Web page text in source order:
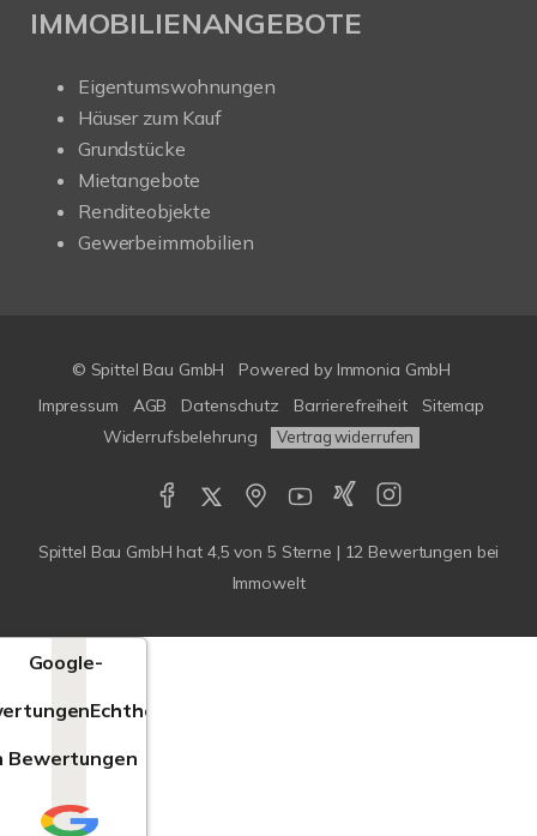
IMMOBILIENANGEBOTE
Eigentumswohnungen
Häuser zum Kauf
Grundstücke
Mietangebote
Renditeobjekte
Gewerbeimmobilien
© Spittel Bau GmbH Powered by Immonia GmbH
Impressum
AGB Datenschutz Barrierefreiheit
Sitemap
Widerrufsbelehrung
Vertrag widerrufen
Spittel Bau GmbH hat 4,5 von 5 Sterne | 12 Bewertungen bei
Immowelt
Google-
Echtheit
Bewertungen